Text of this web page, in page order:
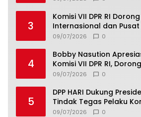
3
Komisi VII DPR RI
Internasional dan
09/07/2026 0
4
Bobby Nasution
Komisi VII DPR RI,
Kalender Event Nasional
09/07/2026 0
5
DPP HARI Dukung
Tindak Tegas Pelaku
Tebang Pilih
09/07/2026 0